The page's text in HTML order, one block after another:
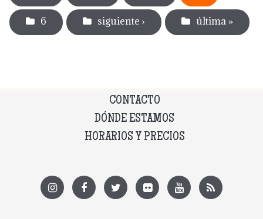
6 siguiente › última »
CONTACTO
DÓNDE ESTAMOS
HORARIOS Y PRECIOS